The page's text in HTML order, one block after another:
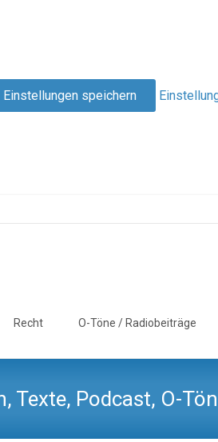
Einstellungen speichern
Recht O-Töne / Radiobeiträge
Podcast, O-